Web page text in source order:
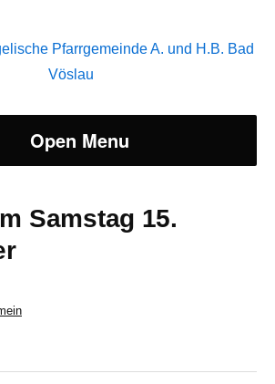
Open Menu
Samstag 15.